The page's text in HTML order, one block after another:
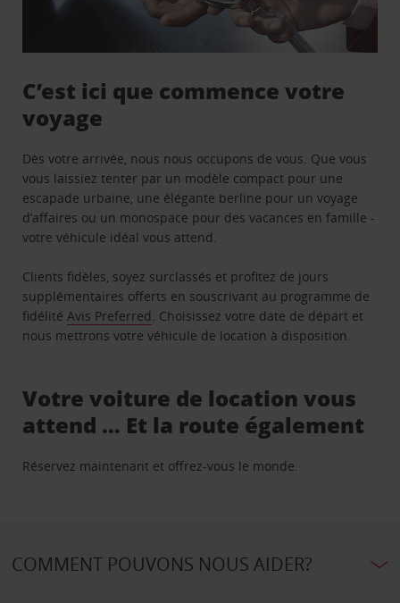
C’est ici que commence votre
voyage
Dès votre arrivée, nous nous occupons de vous. Que vous
vous laissiez tenter par un modèle compact pour une
escapade urbaine, une élégante berline pour un voyage
d’affaires ou un monospace pour des vacances en famille -
votre véhicule idéal vous attend.
Clients fidèles, soyez surclassés et profitez de jours
supplémentaires offerts en souscrivant au programme de
fidélitéAvis Preferred. Choisissez votre date de départ et
nous mettrons votre véhicule de location à disposition.
Votre voiture de location vous
attend … Et la route également
Réservez maintenant et offrez-vous le monde.
COMMENT POUVONS NOUS AIDER?